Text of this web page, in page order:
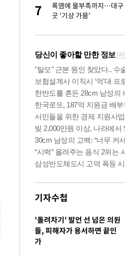
7
폭염에 물부족까지…대구
곳 '기상 가뭄'
기자수첩
'돌려차기' 발언 선 넘은 의원
들, 피해자가 용서하면 끝인
가